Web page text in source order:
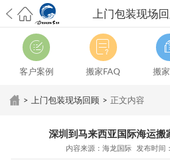
上门包装现场
希望邮寄国际包裹顺利，从广州市国际快递
澳洲海运搬家回广州报关清关要怎么做？注
搬家服务到美国，搬家公司有哪些搬家方案？
国台湾是一种怎样的体验？有人分享搬家经
寄到韩国有哪些国际快递方式？用哪种好？
法有哪些？具体怎么操作？
国际搬家：家具
影响国际搬家吗？上海搬家到新西兰旺格雷
输到澳大利亚，移民如何跨国搬家？
上海移
客户案例 搬家FAQ 搬
> 上门包装现场回顾 > 正文内容
深圳到马来西亚国际海运搬
内容来源：海龙国际 发布时间